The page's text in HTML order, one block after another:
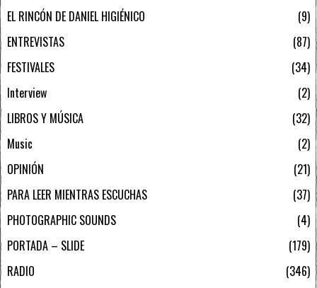
EL RINCÓN DE DANIEL HIGIÉNICO
9
ENTREVISTAS
87
FESTIVALES
34
Interview
2
LIBROS Y MÚSICA
32
Music
2
OPINIÓN
21
PARA LEER MIENTRAS ESCUCHAS
37
PHOTOGRAPHIC SOUNDS
4
PORTADA – SLIDE
179
RADIO
346